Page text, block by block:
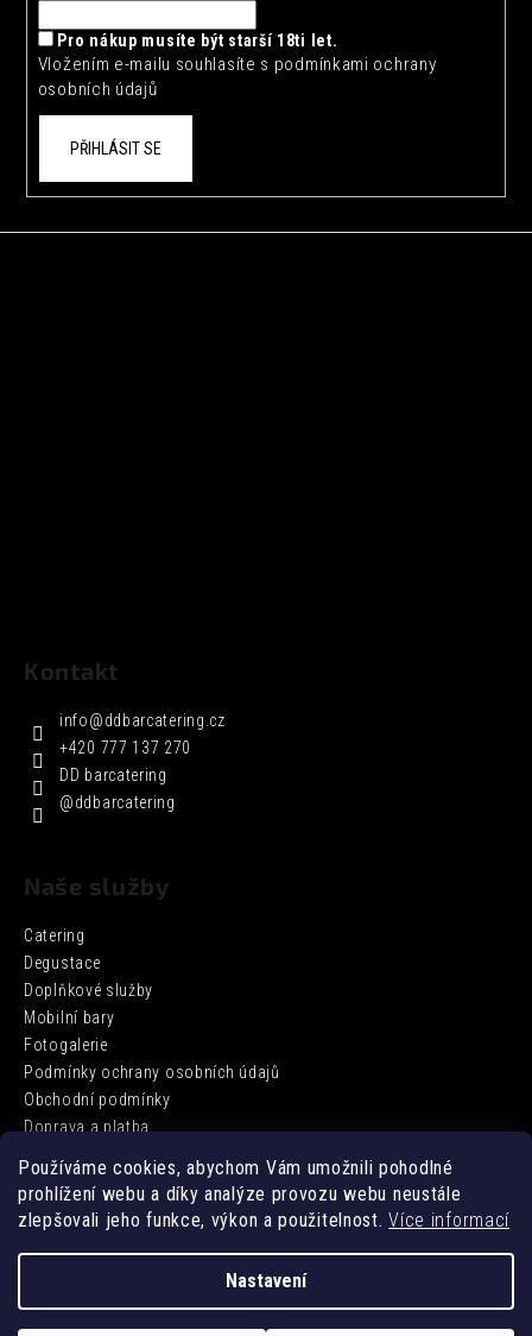
Používáme cookies, abychom Vám umožnili pohodlné
prohlížení webu a díky analýze provozu webu neustále
zlepšovali jeho funkce, výkon a použitelnost.Více informací
Nastavení
Pro nákup musíte být starší 18ti let.
Vložením e-mailu souhlasíte s podmínkami ochrany
osobních údajů
PŘIHLÁSIT SE
Kontakt
info@ddbarcatering.cz
+420 777 137 270
DD barcatering
@ddbarcatering
Naše služby
Catering
Degustace
Doplňkové služby
Mobilní bary
Fotogalerie
Podmínky ochrany osobních údajů
Obchodní podmínky
Doprava a platba
Facebook